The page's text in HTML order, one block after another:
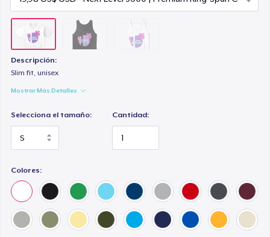
Descripción:
Slim fit, unisex
Mostrar Más Detalles
Selecciona el tamaño: Cantidad:
Colores: